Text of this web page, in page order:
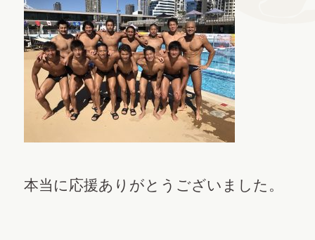
本当に応援ありがとうございました。